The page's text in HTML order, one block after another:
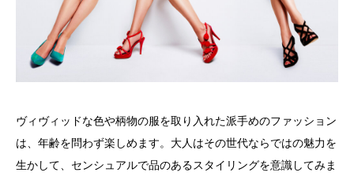
ヴィヴィッドな色や柄物の服を取り入れた派手めのファッション
は、年齢を問わず楽しめます。大人はその世代ならではの魅力を
生かして、センシュアルで品のあるスタイリングを意識してみま